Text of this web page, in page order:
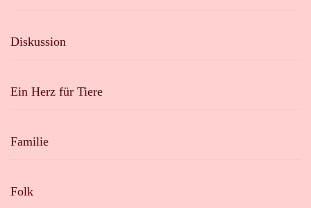
Diskussion
Ein Herz für Tiere
Familie
Folk